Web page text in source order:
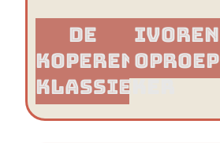
De
Koperen
Klassieker​
Ivoren
Oproep